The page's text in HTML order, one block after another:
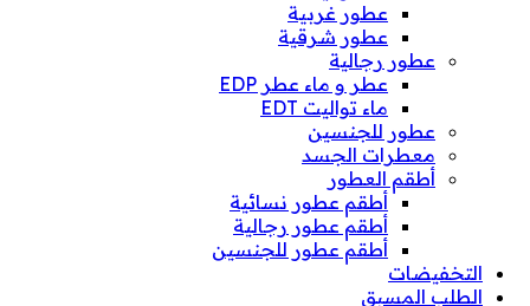
عطور غربية
عطور شرقية
عطور رجالية
عطر و ماء عطر EDP
ماء تواليت EDT
عطور للجنسين
معطرات الجسد
أطقم العطور
أطقم عطور نسائية
أطقم عطور رجالية
أطقم عطور للجنسين
التخفيضات
الطلب المسبق